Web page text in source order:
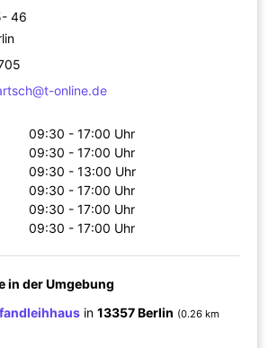
46
online.de
09:30 - 17:00 Uhr
09:30 - 17:00 Uhr
09:30 - 13:00 Uhr
09:30 - 17:00 Uhr
09:30 - 17:00 Uhr
09:30 - 17:00 Uhr
in der Umgebung
in13357 Berlin (0.26 km